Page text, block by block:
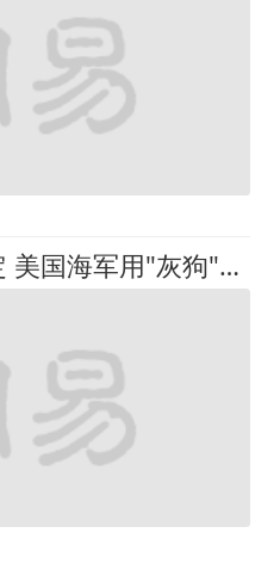
"鱼鹰"复飞时间未定 美国海军用"灰狗"来凑